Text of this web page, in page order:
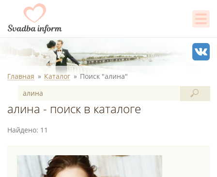
Главная Каталог Поиск "алина"
алина - поиск в каталоге
Найдено: 11